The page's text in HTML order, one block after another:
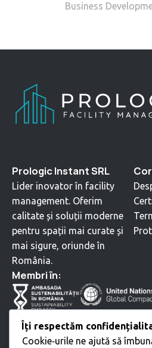
Business
Prologic Instant SRL
Lider inovator în facility
management. Oferim
calitate și soluții moderne
pentru spații mai curate și
mai sigure, oriunde în
România.
⁠Membri în:
Servicii
Curățenie profesională
Îți respectăm
Cookie‑urile ne ajută să